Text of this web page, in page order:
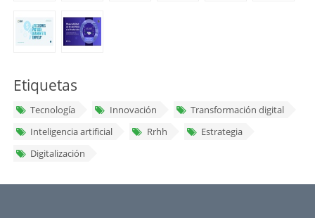
Etiquetas
Tecnología Innovación
Transformación digital
Inteligencia artificial
Rrhh
Estrategia
Digitalización